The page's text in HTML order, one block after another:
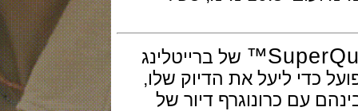
של ברייטלינג
ליעל את הדיוק שלו,
עם כרונוגרף דיור של